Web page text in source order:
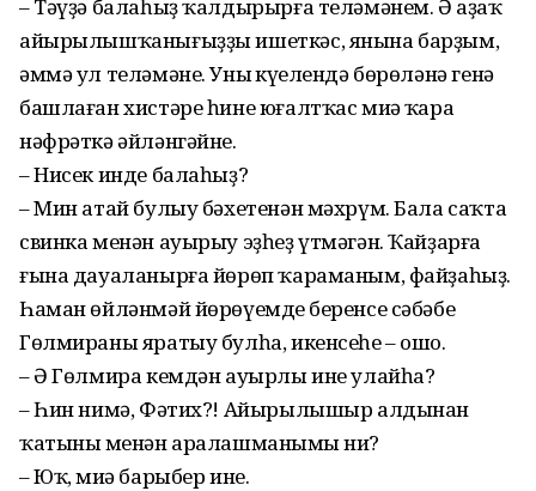
– Тәүҙә балаһыҙ ҡалдырырға теләмәнем. Ә аҙаҡ
айырылышҡанығыҙҙы ишеткәс, янына барҙым,
әммә ул теләмәне. Уның күңелендә бөрөләнә генә
башлаған хистәре һине юғалтҡас миңә ҡара
нәфрәткә әйләнгәйне.
– Нисек инде балаһыҙ?
– Мин атай булыу бәхетенән мәхрүм. Бала саҡта
свинка менән ауырыу эҙһеҙ үтмәгән. Ҡайҙарға
ғына дауаланырға йөрөп ҡараманым, файҙаһыҙ.
Һаман өйләнмәй йөрөүемдең беренсе сәбәбе
Гөлмираны яратыу булһа, икенсеһе – ошо.
– Ә Гөлмира кемдән ауырлы ине улайһа?
– Һин нимә, Фәтих?! Айырылышыр алдынан
ҡатының менән аралашманыңмы ни?
– Юҡ, миңә барыбер ине.